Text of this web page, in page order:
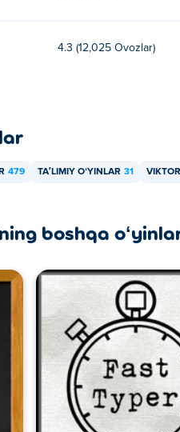
4.3 (12,025 Ovozlar)
479 TAʼLIMIY OʻYINLAR 31
boshqa